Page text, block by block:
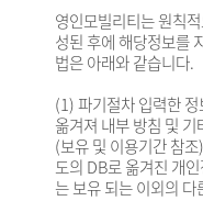
영인모빌리티는 원칙
성된 후에 해당정보를
법은 아래와 같습니다.
(1) 파기절차 입력한
옮겨져 내부 방침 및
(보유 및 이용기간 참
도의 DB로 옮겨진 개
는 보유 되는 이외의